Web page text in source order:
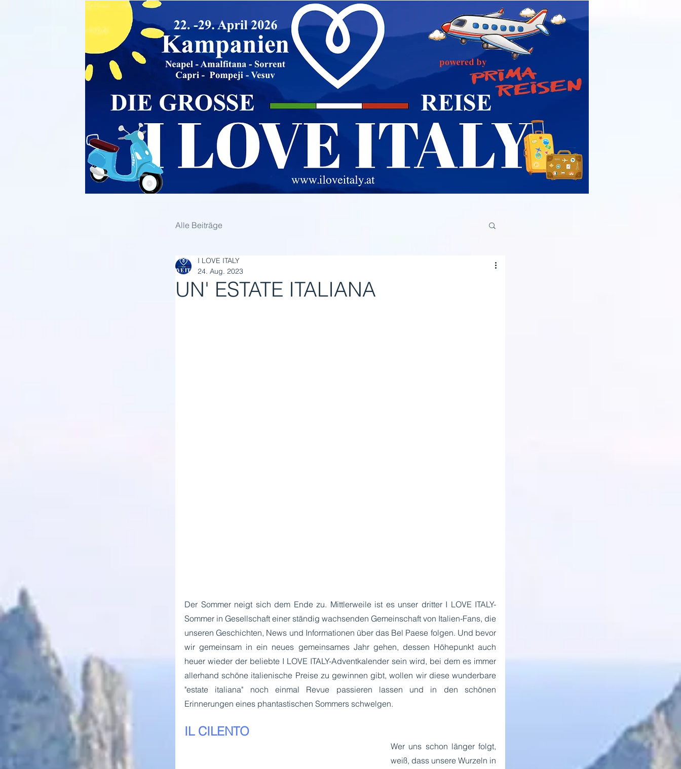
Alle Beiträge
UN' ESTATE ITALIANA
I LOVE ITALY
24. Aug. 2023
Der Sommer neigt sich dem Ende zu. Mittlerweile ist es unser dritter I LOVE ITALY-
Sommer in Gesellschaft einer ständig wachsenden Gemeinschaft von Italien-Fans, die
unseren Geschichten, News und Informationen über das Bel Paese folgen. Und bevor
wir gemeinsam in ein neues gemeinsames Jahr gehen, dessen Höhepunkt auch
heuer wieder der beliebte I LOVE ITALY-Adventkalender sein wird, bei dem es immer
allerhand schöne italienische Preise zu gewinnen gibt, wollen wir diese wunderbare
"estate italiana" noch einmal Revue passieren lassen und in den schönen
Erinnerungen eines phantastischen Sommers schwelgen.
IL CILENTO
Wer uns schon länger folgt,
weiß, dass unsere Wurzeln in